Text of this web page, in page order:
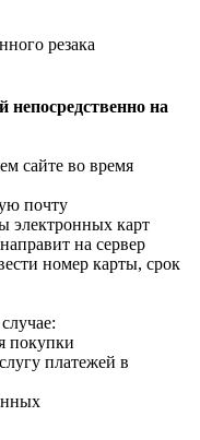
резака
непосредственно на
сайте во время
почту
электронных карт
на сервер
номер карты, срок
покупки
платежей в